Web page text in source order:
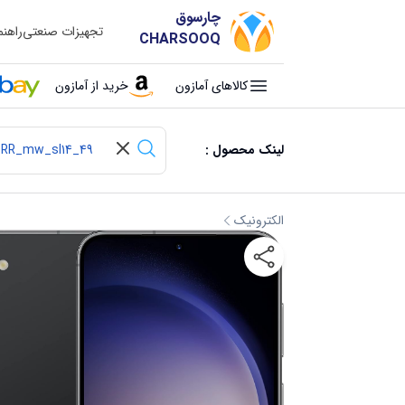
چارسوق
CHARSOOQ
تجهیزات صنعتی
کالاهای آمازون خرید از آمازون
لینک محصول :
الکترونیک